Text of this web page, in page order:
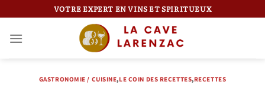
au
contenu
VOTRE EXPERT EN VINS ET SPIRITUEUX
GASTRONOMIE / CUISINE,LE COIN DES RECETTES,RECETTES